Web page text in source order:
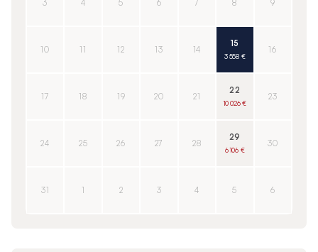
3 4 5 6 7 8 9
10 11 12 13 14
15
3 558 €
16
17 18 19 20 21
22
10 026 €
23
24 25 26 27 28
29
6 106 €
30
31 1 2 3 4 5 6